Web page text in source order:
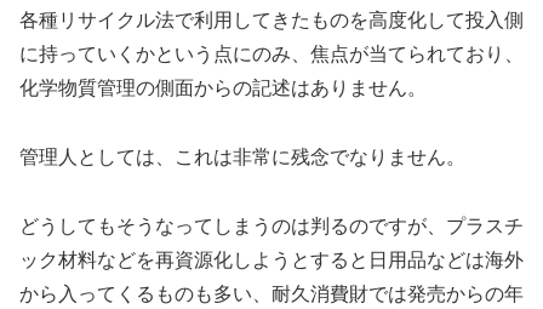
各種リサイクル法で利用してきたものを高度化して投入側
に持っていくかという点にのみ、焦点が当てられており、
化学物質管理の側面からの記述はありません。
管理人としては、これは非常に残念でなりません。
どうしてもそうなってしまうのは判るのですが、プラスチ
ック材料などを再資源化しようとすると日用品などは海外
から入ってくるものも多い、耐久消費財では発売からの年